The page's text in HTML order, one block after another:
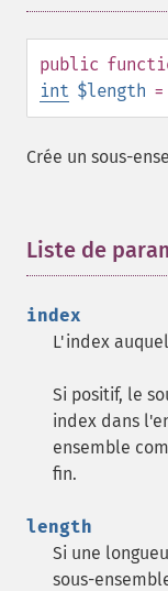
public
int $length
Crée un sous-
Liste de
index
L'index
Si positif, le
index dans
ensemble
fin.
length
Si une
sous-